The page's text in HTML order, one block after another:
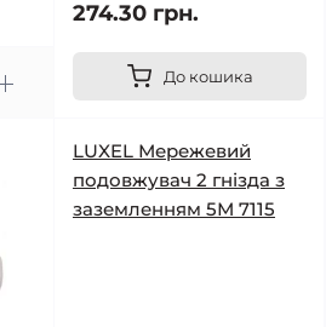
274.30 грн.
До кошика
LUXEL Мережевий
подовжувач 2 гнізда з
заземленням 5М 7115